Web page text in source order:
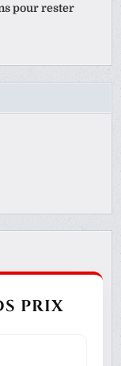
pour rester
PRIX